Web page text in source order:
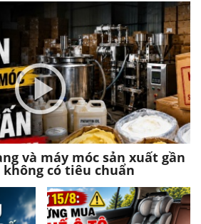
và máy móc sản xuất gần
có tiêu chuẩn